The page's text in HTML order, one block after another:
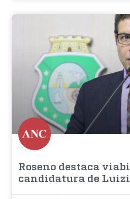
Roseno destaca
candidatura de